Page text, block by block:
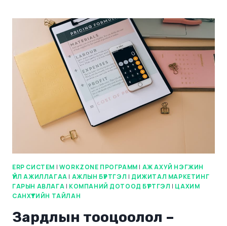
ERP СИСТЕМ | WORKZONE ПРОГРАММ | АЖ АХУЙ НЭГЖИН
ҮЙЛ АЖИЛЛАГАА | АЖЛЫН БҮРТГЭЛ | ДИЖИТАЛ МАРКЕТИНГ
ГАРЫН АВЛАГА | КОМПАНИЙ ДОТООД БҮРТГЭЛ | ЦАХИМ
САНХҮҮГИЙН ТАЙЛАН
Зардлын тооцоолол –